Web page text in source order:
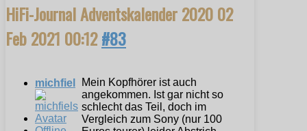
HiFi-Journal Adventskalender 202002
Feb 2021 00:12#83
michfiel
Mein Kopfhörer ist auch
angekommen. Ist gar nicht so
schlecht das Teil, doch im
Vergleich zum Sony (nur 100